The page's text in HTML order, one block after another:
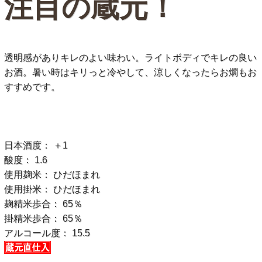
注目の蔵元！
透明感がありキレのよい味わい。ライトボディでキレの良い
お酒。暑い時はキリっと冷やして、涼しくなったらお燗もお
すすめです。
日本酒度： ＋1
酸度： 1.6
使用麹米： ひだほまれ
使用掛米： ひだほまれ
麹精米歩合： 65％
掛精米歩合： 65％
アルコール度： 15.5